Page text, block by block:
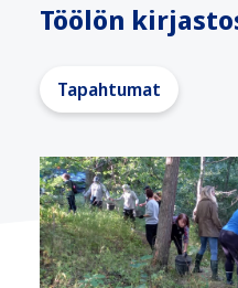
Töölön
Tapahtumat